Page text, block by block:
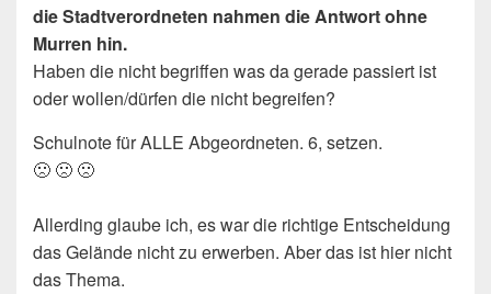
die Stadtverordneten nahmen die Antwort ohne
Murren hin.
Haben die nicht begriffen was da gerade passiert ist
oder wollen/dürfen die nicht begreifen?
Schulnote für ALLE Abgeordneten. 6, setzen.
🙁 🙁 🙁
Allerding glaube ich, es war die richtige Entscheidung
das Gelände nicht zu erwerben. Aber das ist hier nicht
das Thema.